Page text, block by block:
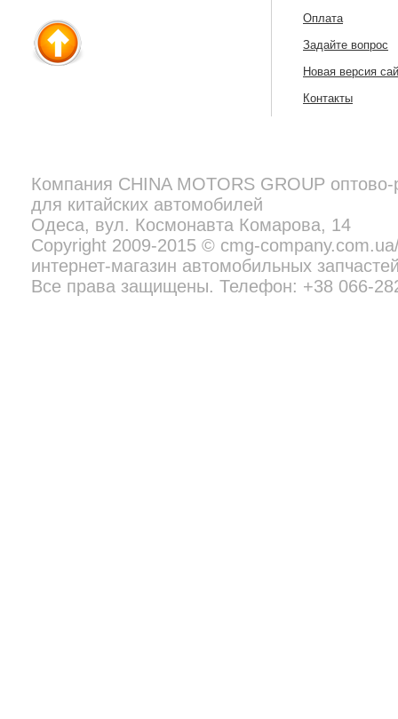
Оплата
Задайте вопрос
Новая версия
Контакты
Copyright 2009-2015 © cmg-company.com.ua/new -
Все права защищены. Телефон:
+38 097 692 02 06
Компания CHINA MOTORS GROUP
для китайских автомобилей
Одеса, вул. Космонавта Комарова, 14
Copyright 2009-2015 © cmg-
интернет-магазин автомобильных
Все права защищены. Телефон: +38 066-